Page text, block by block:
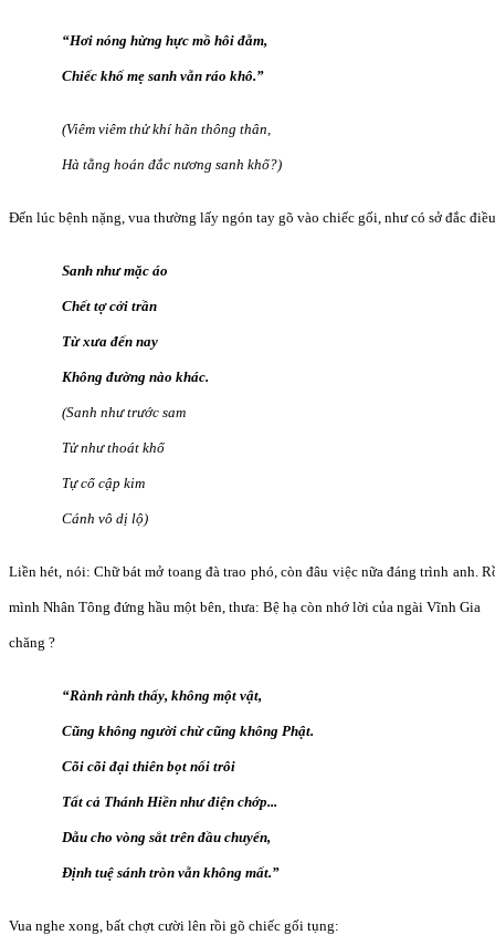
“Hơi nóng hừng hực mồ hôi đẫm,
Chiếc khố mẹ sanh vẫn ráo khô.”
(Viêm viêm thử khí hãn thông thân,
Hà tằng hoán đắc nương sanh khố?)
Đến lúc bệnh nặng, vua thường lấy ngón tay gõ vào chiếc gối, như có sở đắc
Sanh như mặc áo
Chết tợ cởi trần
Từ xưa đến nay
Không đường nào khác.
(Sanh như trước sam
Tử như thoát khố
Tự cổ cập kim
Cánh vô dị lộ)
Liền hét, nói: Chữ bát mở toang đà trao phó, còn đâu việc nữa đáng trình anh.
mình Nhân Tông đứng hầu một bên, thưa: Bệ hạ còn nhớ lời của ngài Vĩnh Gia
chăng ?
“Rành rành thấy, không một vật,
Cũng không người chừ cũng không Phật.
Cõi cõi đại thiên bọt nổi trôi
Tất cả Thánh Hiền như điện chớp...
Dẫu cho vòng sắt trên đầu chuyển,
Định tuệ sánh tròn vẫn không mất.”
Vua nghe xong, bất chợt cười lên rồi gõ chiếc gối tụng: